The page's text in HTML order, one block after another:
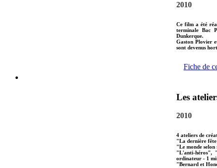
2010
Ce film a été
terminale Bac
Dunkerque.
Gaston Plovier
sont devenus
Fiche de
Les
2010
4 ateliers de
"La dernière
"Le monde
"L'anti-héros",
ordinateur - 1
"Bernard et